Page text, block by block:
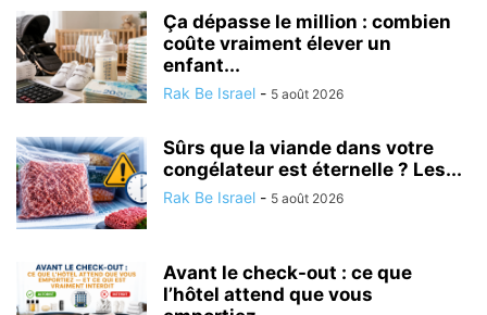
Ça dépasse le million : combien
coûte vraiment élever un
enfant...
Rak Be Israel - 5 août 2026
Sûrs que la viande dans votre
congélateur est éternelle ? Les...
Rak Be Israel - 5 août 2026
Avant le check-out : ce que
l’hôtel attend que vous